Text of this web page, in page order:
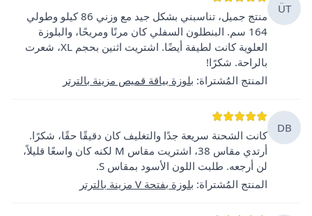
ÜT
منتج جميل، تناسبني بشكل جيد مع وزني 86 كيلو وطولي
164 سم. البنطلون السفلي كان مرنًا ومريحًا، والبلوزة
العلوية كانت لطيفة أيضًا. اشتريت اثنين بحجم XL، شعرت
بالراحة. شكرًا!
المنتج المُشتراة: بلوزة بياقة قميص مزينة بالترتر
DB
كانت الشحنة سريعة جدًا والتغليف كان دقيقًا حقًا، شكرًا.
أرتدي مقاس 38، اشتريت مقاس M لكنه كان واسعًا قليلاً،
لن أرجعه. طلبت اللون الأسود بمقاس S.
المنتج المُشتراة: بلوزة بفتحة V مزينة بالترتر